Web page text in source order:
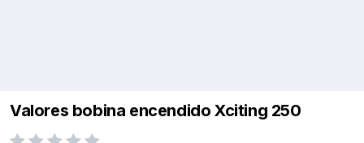
Valores bobina encendido Xciting 250